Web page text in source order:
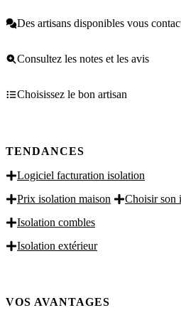
Des artisans disponibles vous
Consultez les notes et les avis
Choisissez le bon artisan
TENDANCES
Logiciel facturation isolation
Prix isolation maison
Choisir son
Isolation combles
Isolation extérieur
VOS AVANTAGES